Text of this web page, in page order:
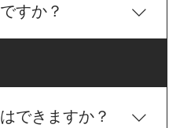
しておりますので、初
検討される方も安心して
せん。 ご予算の中で最大
プランをご提案いたし
いで考えている」「純
たい」「とにかく盗難
行うシンプルなシステム
揮できることは間違いあ
マートキーによるドアロ
機能など、一部の純正
PROTECTでは、「防犯
すか？
。 オプションは「たく
ものではありません。 大
車種や駐車環境、使用状
できますか？